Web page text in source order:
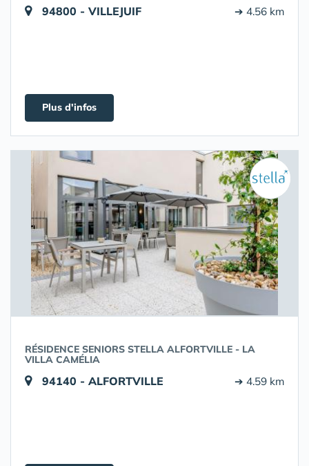
94800 - VILLEJUIF ➔ 4.56 km
Plus d'infos
RÉSIDENCE SENIORS STELLA ALFORTVILLE - LA
VILLA CAMÉLIA
94140 - ALFORTVILLE ➔ 4.59 km